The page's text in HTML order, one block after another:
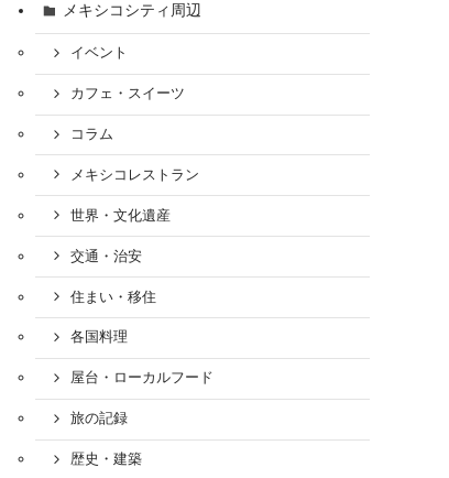
メキシコシティ周辺
イベント
カフェ・スイーツ
コラム
メキシコレストラン
世界・文化遺産
交通・治安
住まい・移住
各国料理
屋台・ローカルフード
旅の記録
歴史・建築